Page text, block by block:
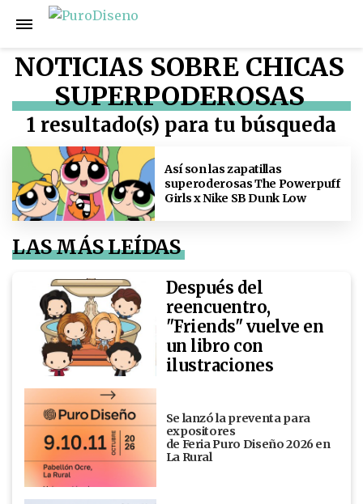
NOTICIAS SOBRE CHICAS
SUPERPODEROSAS
1 resultado(s) para tu búsqueda
Así son las zapatillas
superoderosas The Powerpuff
Girls x Nike SB Dunk Low
LAS MÁS LEÍDAS
Después del
reencuentro,
"Friends" vuelve en
un libro con
ilustraciones
Se lanzó la preventa para
expositores
de Feria Puro Diseño 2026 en
La Rural